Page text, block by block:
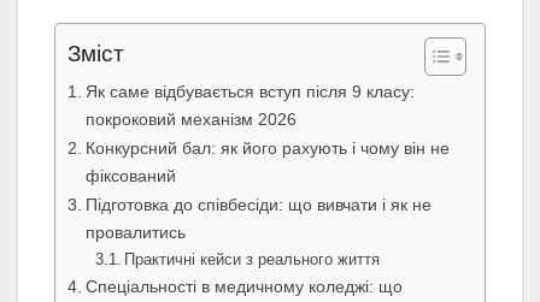
Зміст
Як саме відбувається вступ після 9 класу:
покроковий механізм 2026
Конкурсний бал: як його рахують і чому він не
фіксований
Підготовка до співбесіди: що вивчати і як не
провалитись
Практичні кейси з реального життя
Спеціальності в медичному коледжі: що